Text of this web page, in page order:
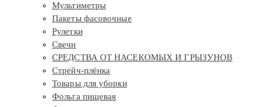
Мультиметры
Пакеты фасовочные
Рулетки
Свечи
СРЕДСТВА ОТ НАСЕКОМЫХ И ГРЫЗУНОВ
Стрейч-плёнка
Товары для уборки
Фольга пищевая